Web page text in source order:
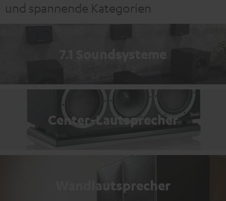
und spannende Kategorien
7.1 Soundsysteme
Center-Lautsprecher
Wandlautsprecher